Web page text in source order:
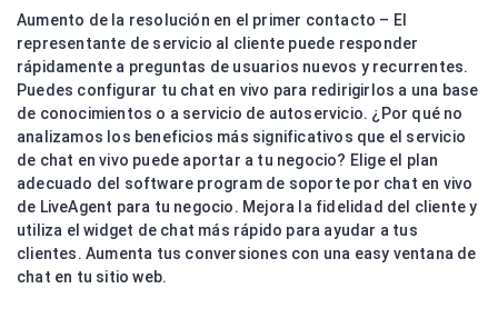
Aumento de la resolución en el primer contacto – El
representante de servicio al cliente puede responder
rápidamente a preguntas de usuarios nuevos y recurrentes.
Puedes configurar tu chat en vivo para redirigirlos a una base
de conocimientos o a servicio de autoservicio. ¿Por qué no
analizamos los beneficios más significativos que el servicio
de chat en vivo puede aportar a tu negocio? Elige el plan
adecuado del software program de soporte por chat en vivo
de LiveAgent para tu negocio. Mejora la fidelidad del cliente y
utiliza el widget de chat más rápido para ayudar a tus
clientes. Aumenta tus conversiones con una easy ventana de
chat en tu sitio web.